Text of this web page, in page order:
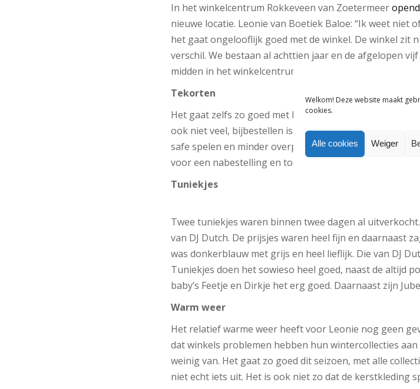
Welkom! Deze website maakt
cookies.
Alle cookies Weiger
In het winkelcentrum Rokkeveen van Zoetermeer
nieuwe locatie. Leonie van Boetiek Baloe: “Ik weet niet
het gaat ongelooflijk goed met de winkel. De winkel zit
verschil. We bestaan al achttien jaar en de afgelopen
midden in het winkelcentrum zitten gaat het heel goed
Tekorten
Het gaat zelfs zo goed met Boetiek Baloe dat er
ook niet veel, bijbestellen is niet mogelijk. De laatste
safe spelen en minder overproduceren. Een week na
voor een nabestelling en toen was het al op.”
Tuniekjes
Twee tuniekjes waren binnen twee dagen al
van DJ Dutch. De prijsjes waren heel fijn en daarnaast
was donkerblauw met grijs en heel lieflijk. Die van DJ
Tuniekjes doen het sowieso heel goed, naast de altijd
baby’s Feetje en Dirkje het erg goed. Daarnaast zijn
Warm weer
Het relatief warme weer heeft voor Leonie nog geen
dat winkels problemen hebben hun wintercollecties
weinig van. Het gaat zo goed dit seizoen, met alle
niet echt iets uit. Het is ook niet zo dat de kerstkleding